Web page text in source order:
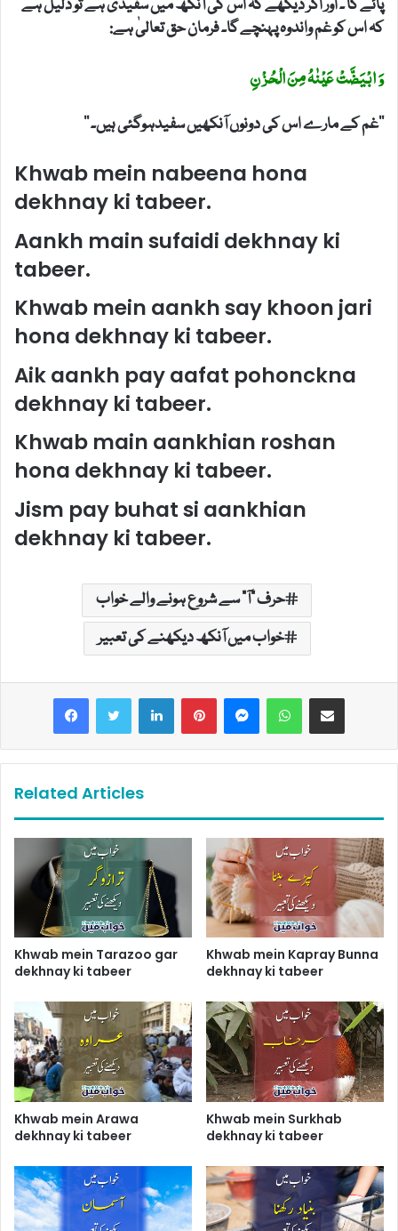
پائے گا ۔ اور اگر دیکھے کہ اس کی آنکھ میں سفیدی ہے تو دلیل ہے
کہ اس کو غم واندوہ پہنچے گا۔ فرمان حق تعالیٰ ہے:
وَ ابْیَضَّتْ عَیْنٰہُ مِنَ الْحُزْنِ
’’غم کے مارے اس کی دونوں آنکھیں سفیدہوگئی ہیں۔ ‘‘
Khwab mein nabeena hona
dekhnay ki tabeer.
Aankh main sufaidi dekhnay ki
tabeer.
Khwab mein aankh say khoon jari
hona dekhnay ki tabeer.
Aik aankh pay aafat pohonckna
dekhnay ki tabeer.
Khwab main aankhian roshan
hona dekhnay ki tabeer.
Jism pay buhat si aankhian
dekhnay ki tabeer.
حرف "آ" سے شروع ہونے والے خواب
خواب میں آنکھ دیکھنے کی تعبیر
LinkedInPinterestMessengerWhatsAppShare via Email
Related Articles
Khwab mein Tarazoo gar
dekhnay ki tabeer
Khwab mein Kapray Bunna
dekhnay ki tabeer
Khwab mein Arawa
dekhnay ki tabeer
Khwab mein Surkhab
dekhnay ki tabeer